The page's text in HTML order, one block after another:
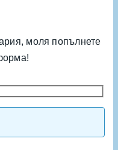
моля попълнете